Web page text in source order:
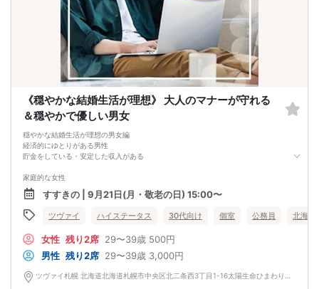
《穏やかな結婚生活が理想》 大人のマナーが守れる
＆穏やかで優しい男女
穏やかな結婚生活が理想の男女編
経済的にゆとりがある男性
貯金をしている・安定した収入がある
家庭的な女性
自炊派 / キレイ好き / 整理整頓が得意
相性抜群の組み合わせで開催いたします！
＼さらに今回は／
結婚生活に大切な2つの条件♡
すぐ怒ったりしない・温厚
気遣い上手・思いやりがある など
＆
大人のマナーを守れる方
大きな声で話さない/店員さんにも優しい/
すすきの | 9月21日(月・敬老の日) 15:00〜
ツヴァイ ハイステータス 30代向け 個室 公務員 北海道
女性 残り2席 29〜39歳 500円
男性 残り2席 29〜39歳 3,000円